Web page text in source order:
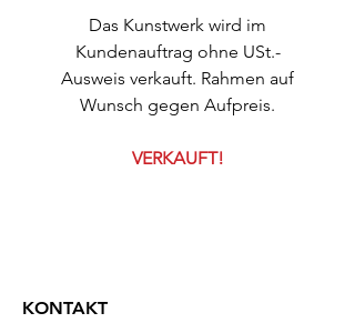
Das Kunstwerk wird im
Kundenauftrag ohne USt.-
Ausweis verkauft. Rahmen auf
Wunsch gegen Aufpreis.
VERKAUFT!
KONTAKT